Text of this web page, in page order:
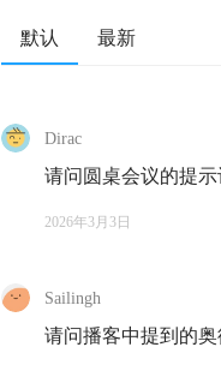
默认 最新
Dirac
请问圆桌会议的提
2026年3月3日
Sailingh
请问播客中提到的